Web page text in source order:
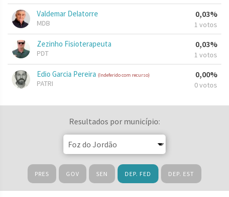
Valdemar Delatorre
MDB
0,03%
1 votos
Zezinho Fisioterapeuta
PDT
0,03%
1 votos
Edio Garcia Pereira (Indeferido com recurso)
PATRI
0,00%
0 votos
Resultados por município:
PRES GOV SEN DEP. FED DEP. EST